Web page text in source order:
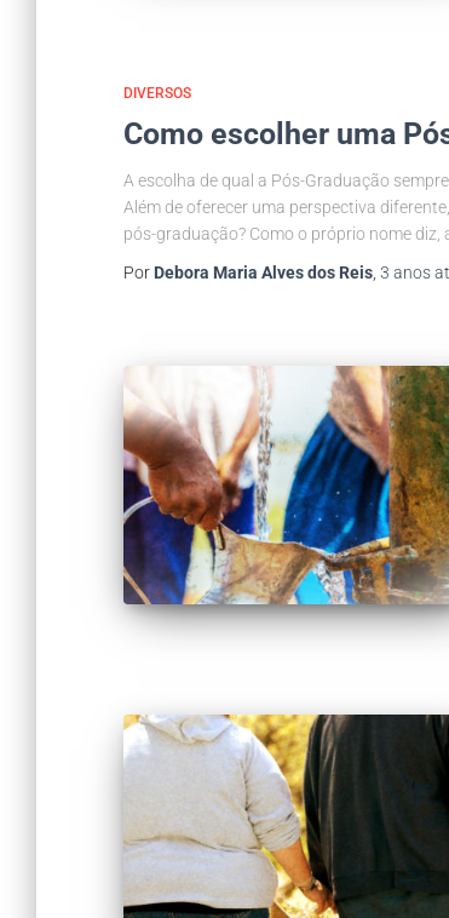
DIVERSOS
Como escolher uma
A escolha de qual a Pós-Graduação
Além de oferecer uma perspectiva
pós-graduação? Como o próprio nome diz,
Por Debora Maria Alves dos Reis 3 anos